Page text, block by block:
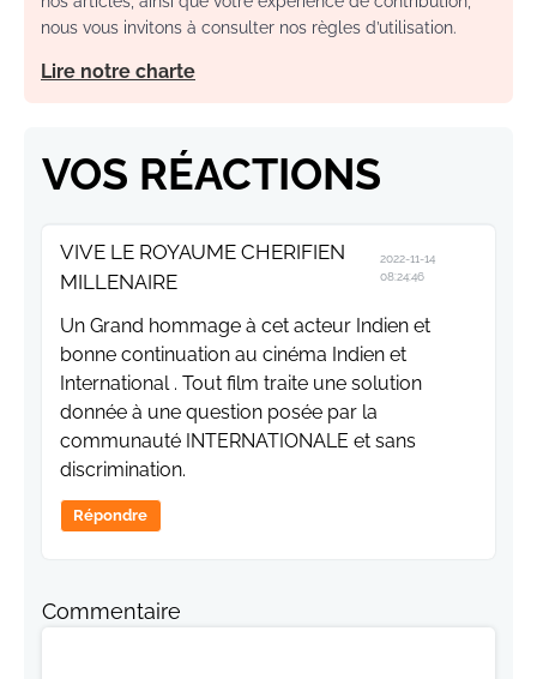
nous vous invitons à consulter nos règles d’utilisation.
Lire notre charte
VOS RÉACTIONS
VIVE LE ROYAUME CHERIFIEN
MILLENAIRE
2022-11-14
08:24:46
Un Grand hommage à cet acteur Indien et
bonne continuation au cinéma Indien et
International . Tout film traite une solution
donnée à une question posée par la
communauté INTERNATIONALE et sans
discrimination.
Répondre
Commentaire